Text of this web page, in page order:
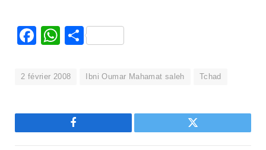
Facebook
WhatsApp
Partager
2 février 2008 Ibni Oumar Mahamat saleh Tchad
Facebook Twitter